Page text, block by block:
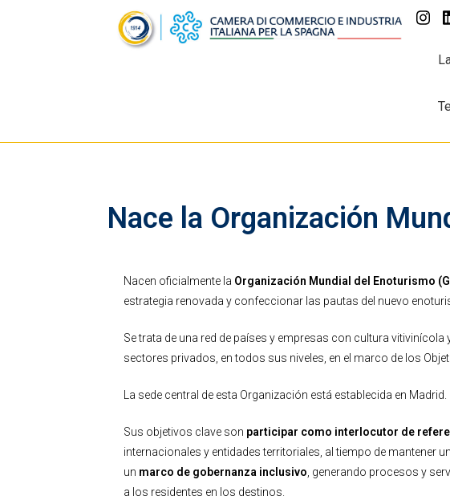
Nace la Organización
Nacen oficialmente la Organización Mundial del Enoturismo
estrategia renovada y confeccionar las pautas del nuevo
Se trata de una red de países y empresas con cultura
sectores privados, en todos sus niveles, en el marco de los
La sede central de esta Organización está establecida en Madrid.
Sus objetivos clave son participar como interlocutor de
internacionales y entidades territoriales, al tiempo de mantener
un marco de gobernanza inclusivo, generando procesos y
a los residentes en los destinos.